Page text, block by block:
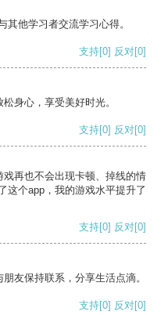
他学习者交流学习心得。
支持[0] 反对[0]
身心，享受美好时光。
支持[0] 反对[0]
再也不会出现卡顿、掉线的情
这个app，我的游戏水平提升了
支持[0] 反对[0]
友保持联系，分享生活点滴。
支持[0] 反对[0]